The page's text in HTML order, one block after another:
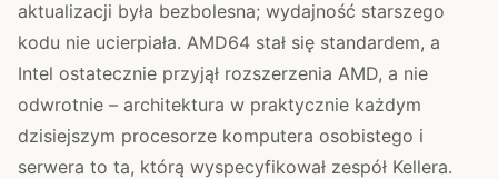
aktualizacji była bezbolesna; wydajność starszego
kodu nie ucierpiała. AMD64 stał się standardem, a
Intel ostatecznie przyjął rozszerzenia AMD, a nie
odwrotnie – architektura w praktycznie każdym
dzisiejszym procesorze komputera osobistego i
serwera to ta, którą wyspecyfikował zespół Kellera.